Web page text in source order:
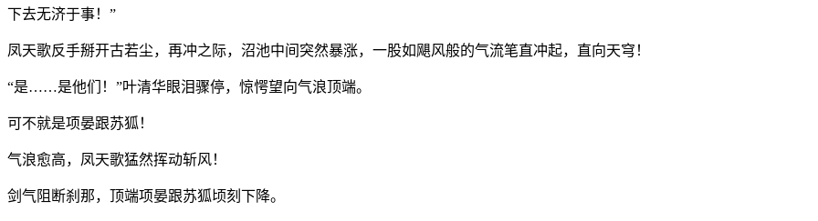
下去无济于事！”
凤天歌反手掰开古若尘，再冲之际，沼池中间突然暴涨，一股如飓风般的气流笔直冲起，直向天穹！
“是……是他们！”叶清华眼泪骤停，惊愕望向气浪顶端。
可不就是项晏跟苏狐！
气浪愈高，凤天歌猛然挥动斩风！
剑气阻断刹那，顶端项晏跟苏狐顷刻下降。